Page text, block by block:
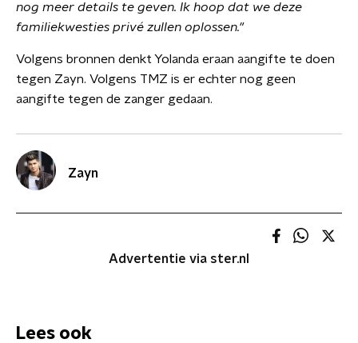
nog meer details te geven. Ik hoop dat we deze
familiekwesties privé zullen oplossen."
Volgens bronnen denkt Yolanda eraan aangifte te doen
tegen Zayn. Volgens TMZ is er echter nog geen
aangifte tegen de zanger gedaan.
Zayn
Advertentie via ster.nl
Lees ook